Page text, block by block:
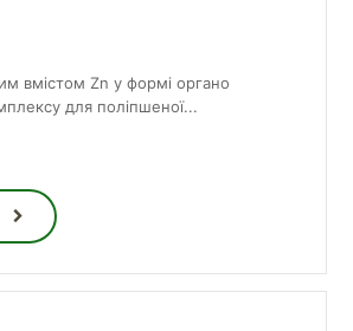
вмістом Zn у формі органо
для поліпшеної...